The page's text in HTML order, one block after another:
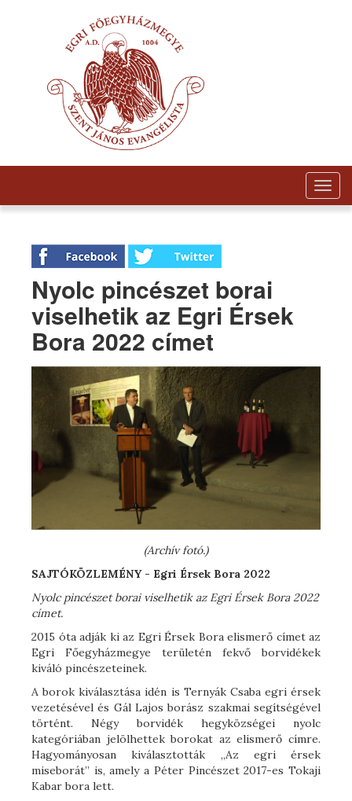
Nyolc pincészet borai
viselhetik az Egri Érsek
Bora 2022 címet
(Archív fotó.)
SAJTÓKÖZLEMÉNY - Egri Érsek Bora 2022
Nyolc pincészet borai viselhetik az Egri Érsek Bora 2022
címet.
2015 óta adják ki az Egri Érsek Bora elismerő címet az
Egri Főegyházmegye területén fekvő borvidékek
kiváló pincészeteinek.
A borok kiválasztása idén is Ternyák Csaba egri érsek
vezetésével és Gál Lajos borász szakmai segítségével
történt. Négy borvidék hegyközségei nyolc
kategóriában jelölhettek borokat az elismerő címre.
Hagyományosan kiválasztották „Az egri érsek
miseborát” is, amely a Péter Pincészet 2017-es Tokaji
Kabar bora lett.